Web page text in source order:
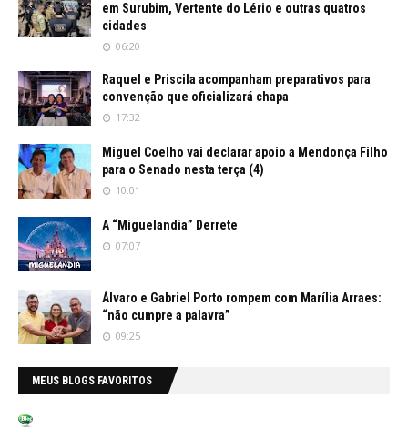
em Surubim, Vertente do Lério e outras quatros
cidades
06:20
Raquel e Priscila acompanham preparativos para
convenção que oficializará chapa
17:32
Miguel Coelho vai declarar apoio a Mendonça Filho
para o Senado nesta terça (4)
10:01
A “Miguelandia” Derrete
07:07
Álvaro e Gabriel Porto rompem com Marília Arraes:
“não cumpre a palavra”
09:25
MEUS BLOGS FAVORITOS